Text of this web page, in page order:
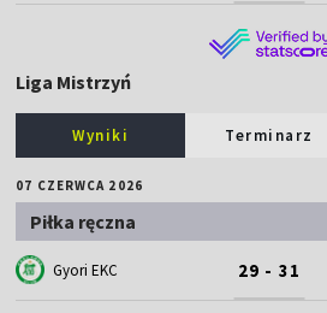
Liga Mistrzyń
Wyniki Terminarz
07 CZERWCA 2026
Piłka ręczna
Gyori EKC 29 - 31